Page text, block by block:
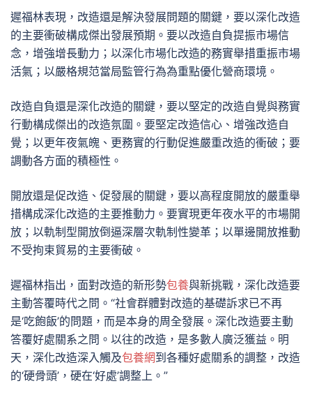
遲福林表現，改造還是解決發展問題的關鍵，要以深化改造
的主要衝破構成傑出發展預期。要以改造自負提振市場信
念，增強增長動力；以深化市場化改造的務實舉措重振市場
活氣；以嚴格規范當局監管行為為重點優化營商環境。
改造自負還是深化改造的關鍵，要以堅定的改造自覺與務實
行動構成傑出的改造氛圍。要堅定改造信心、增強改造自
覺；以更年夜氣魄、更務實的行動促進嚴重改造的衝破；要
調動各方面的積極性。
開放還是促改造、促發展的關鍵，要以高程度開放的嚴重舉
措構成深化改造的主要推動力。要實現更年夜水平的市場開
放；以軌制型開放倒逼深層次軌制性變革；以單邊開放推動
不受拘束貿易的主要衝破。
遲福林指出，面對改造的新形勢包養與新挑戰，深化改造要
主動答覆時代之問。“社會群體對改造的基礎訴求已不再
是‘吃飽飯’的問題，而是本身的周全發展。深化改造要主動
答覆好處關系之問。以往的改造，是多數人廣泛獲益。明
天，深化改造深入觸及包養網到各種好處關系的調整，改造
的‘硬骨頭’，硬在‘好處’調整上。”